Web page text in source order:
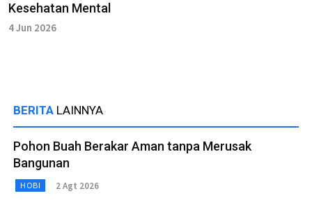
Kesehatan Mental
4 Jun 2026
BERITA LAINNYA
Pohon Buah Berakar Aman tanpa Merusak
Bangunan
HOBI 2 Agt 2026